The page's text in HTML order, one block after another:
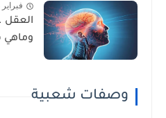
فبراير 23, 2026
العقل
وماهي
وصفات شعبية